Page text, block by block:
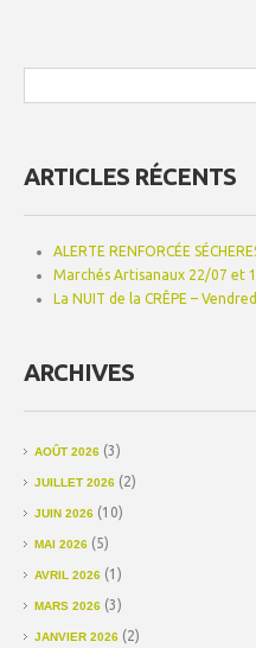
ARTICLES RÉCENTS
ALERTE RENFORCÉE
Marchés Artisanaux 22/07 et
La NUIT de la CRÊPE –
ARCHIVES
AOÛT 2026 (3)
JUILLET 2026 (2)
JUIN 2026 (10)
MAI 2026 (5)
AVRIL 2026 (1)
MARS 2026 (3)
JANVIER 2026 (2)